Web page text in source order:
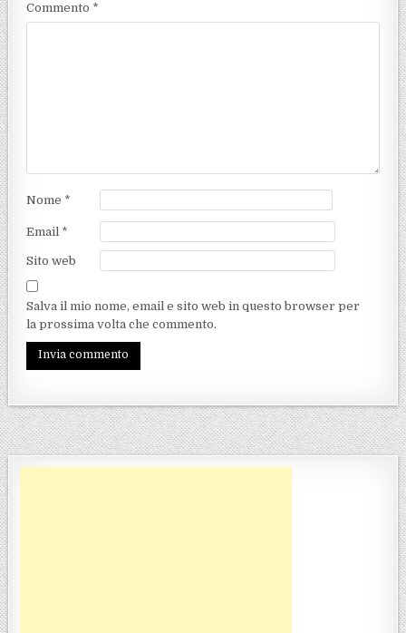
Commento *
Nome *
Email *
Sito web
Salva il mio nome, email e sito web in questo browser per
la prossima volta che commento.